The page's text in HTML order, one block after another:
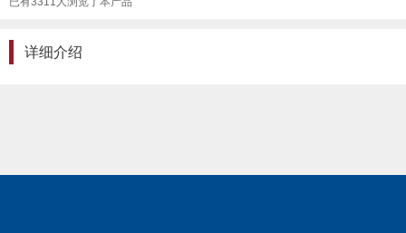
详细介绍